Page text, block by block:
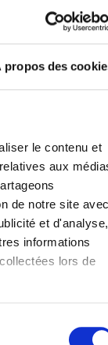
propos des
le contenu et
aux
de notre site
et d'analyse,
informations
lors de